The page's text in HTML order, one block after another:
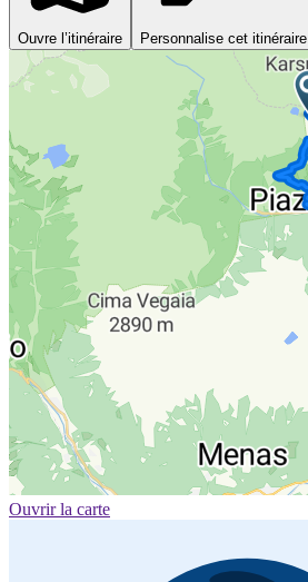
Ouvre l’itinéraire Personnalise cet itinéraire
Ouvrir la carte